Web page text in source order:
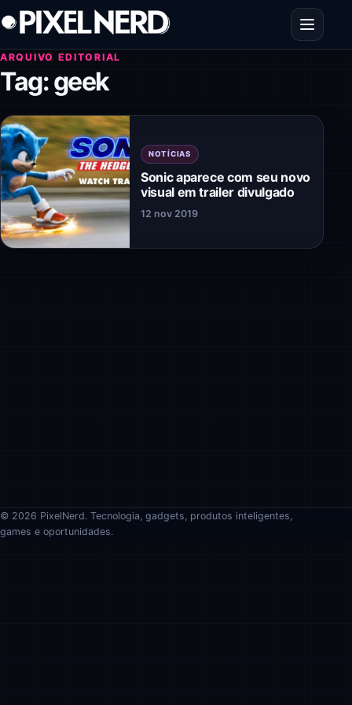
Pular para o conteúdo
Abrir
ARQUIVO EDITORIAL
Tag:geek
NOTÍCIAS
Sonic aparece com seu novo
visual em trailer divulgado
12 nov 2019
© 2026 PixelNerd. Tecnologia, gadgets, produtos inteligentes,
games e oportunidades.